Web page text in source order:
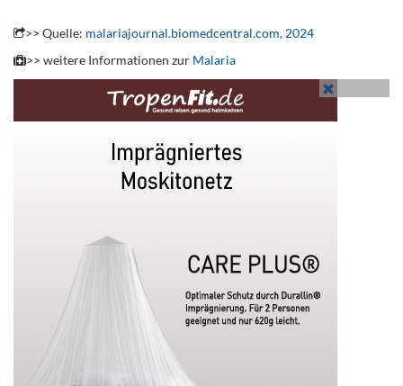
>> Quelle: malariajournal.biomedcentral.com, 2024
>> weitere Informationen zur Malaria